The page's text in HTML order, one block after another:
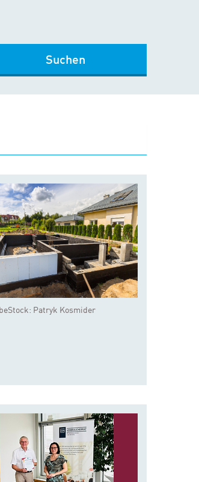
Suchen
Patryk Kosmider